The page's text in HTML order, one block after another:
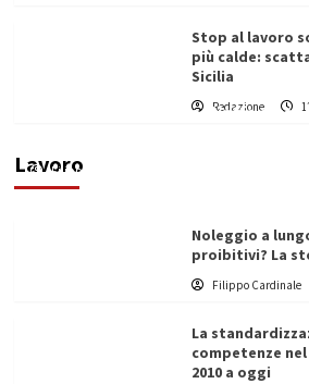
Stop al lavoro
più calde:
Sicilia
Redazione
Lavoro
Vino in Italia: il giro d’affari
Filippo Cardinale
Noleggio a
proibitivi? La
Filippo Cardinale
La
competenze
2010 a oggi